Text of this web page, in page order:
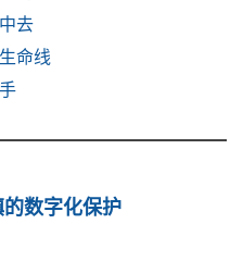
去
命线
数字化保护